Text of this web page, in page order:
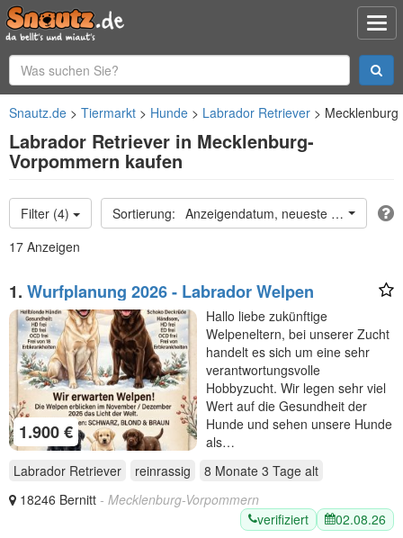
Snautz.de Tiermarkt Hunde Labrador Retriever
Labrador Retriever in Mecklenburg-
Vorpommern kaufen
Filter (4)
Anzeigendatum, neueste oben
17 Anzeigen
1. Wurfplanung 2026 - Labrador Welpen
1.900 €
Hallo liebe zukünftige
Welpeneltern, bei unserer Zucht
handelt es sich um eine sehr
verantwortungsvolle
Hobbyzucht. Wir legen sehr viel
Wert auf die Gesundheit der
Hunde und sehen unsere Hunde
als…
Labrador Retriever
reinrassig 8 Monate 3 Tage alt
18246 Bernitt - Mecklenburg-Vorpommern
verifiziert
02.08.26